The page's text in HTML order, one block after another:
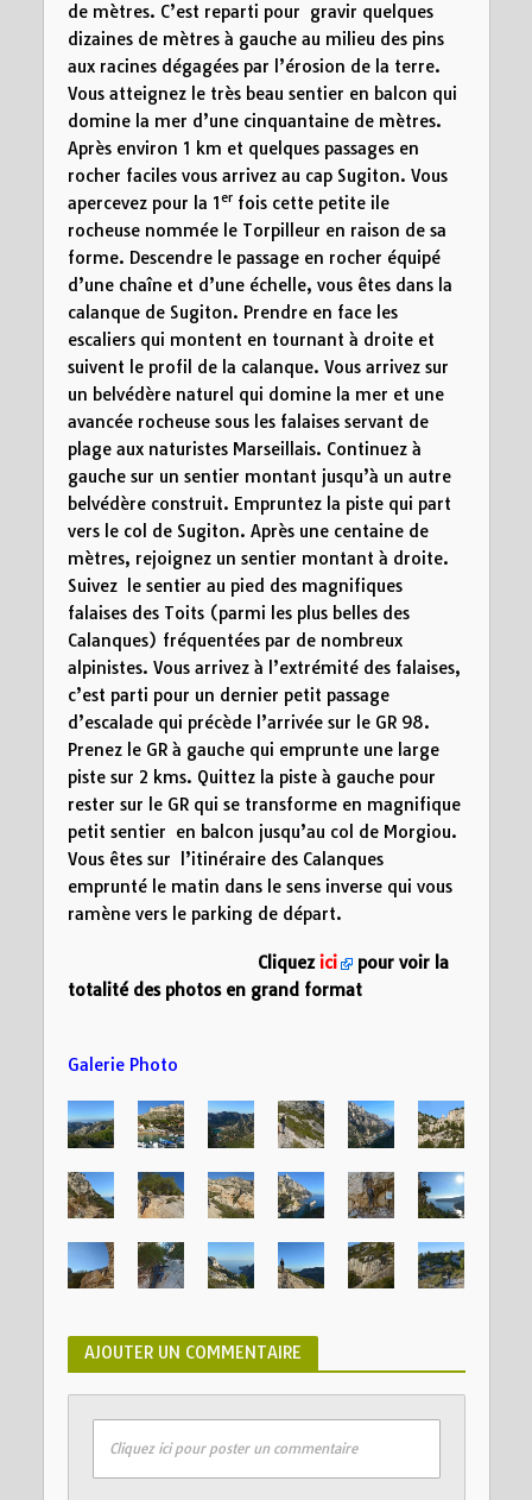
de mètres. C’est reparti pour gravir quelques
dizaines de mètres à gauche au milieu des pins
aux racines dégagées par l’érosion de la terre.
Vous atteignez le très beau sentier en balcon qui
domine la mer d’une cinquantaine de mètres.
Après environ 1 km et quelques passages en
rocher faciles vous arrivez au cap Sugiton. Vous
apercevez pour la 1erfois cette petite ile
rocheuse nommée le Torpilleur en raison de sa
forme. Descendre le passage en rocher équipé
d’une chaîne et d’une échelle, vous êtes dans la
calanque de Sugiton. Prendre en face les
escaliers qui montent en tournant à droite et
suivent le profil de la calanque. Vous arrivez sur
un belvédère naturel qui domine la mer et une
avancée rocheuse sous les falaises servant de
plage aux naturistes Marseillais. Continuez à
gauche sur un sentier montant jusqu’à un autre
belvédère construit. Empruntez la piste qui part
vers le col de Sugiton. Après une centaine de
mètres, rejoignez un sentier montant à droite.
Suivez le sentier au pied des magnifiques
falaises des Toits (parmi les plus belles des
Calanques) fréquentées par de nombreux
alpinistes. Vous arrivez à l’extrémité des falaises,
c’est parti pour un dernier petit passage
d’escalade qui précède l’arrivée sur le GR 98.
Prenez le GR à gauche qui emprunte une large
piste sur 2 kms. Quittez la piste à gauche pour
rester sur le GR qui se transforme en magnifique
petit sentier en balcon jusqu’au col de Morgiou.
Vous êtes sur l’itinéraire des Calanques
emprunté le matin dans le sens inverse qui vous
ramène vers le parking de départ.
Cliquezici
pour voir la
totalité des photos en grand format
Galerie Photo
AJOUTER UN COMMENTAIRE
Cliquez ici pour poster un commentaire